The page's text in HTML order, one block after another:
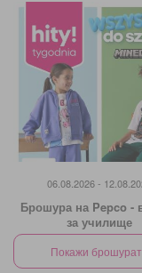
06.08.2026 -
Брошура на Pepco -
за училище
Покажи